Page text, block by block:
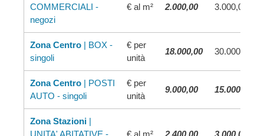
COMMERCIALI -
negozi
€ al m² 2.000,00 3.000,00
Zona Centro | BOX -
singoli
€ per
unità
18.000,00 30.000,00
Zona Centro | POSTI
AUTO - singoli
€ per
unità
9.000,00 15.000,00
Zona Stazioni |